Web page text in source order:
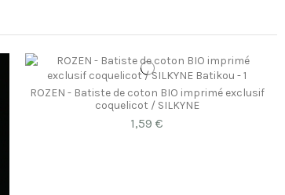
ROZEN - Batiste de coton BIO imprimé exclusif
coquelicot / SILKYNE
1,59 €